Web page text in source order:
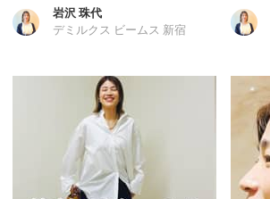
岩沢 珠代
デミルクス ビームス 新宿